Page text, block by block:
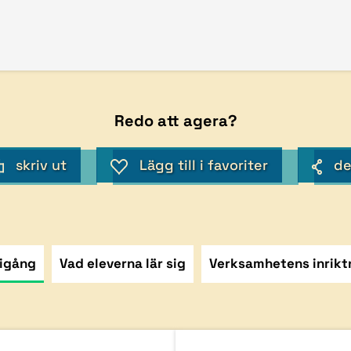
Redo att agera?
skriv ut Lägg till i favoriter
Vad eleverna lär sig Verksamhetens